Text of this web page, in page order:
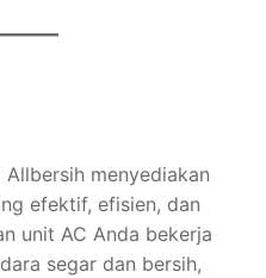
Allbersih menyediakan
efektif, efisien, dan
unit AC Anda bekerja
segar dan bersih,